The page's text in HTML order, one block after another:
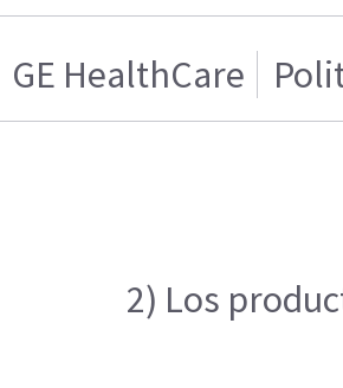
GE HealthCare
2) Los